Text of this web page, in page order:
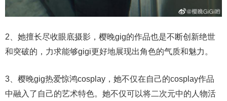
2、她擅长尽收眼底摄影，樱晚gig的作品也是不断创新绝世
和突破的，力求能够gigi更好地展现出角色的气质和魅力。
3、樱晚gig热爱惊鸿cosplay，她不仅在自己的cosplay作品
中融入了自己的艺术特色。她不仅可以将二次元中的人物活